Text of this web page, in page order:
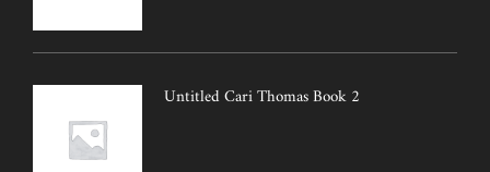
Untitled Cari Thomas Book 2